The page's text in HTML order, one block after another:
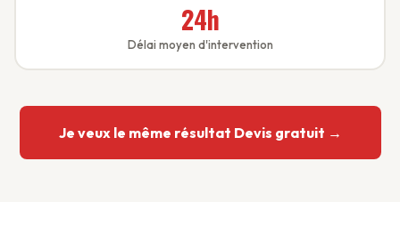
24h
Délai moyen d'intervention
Je veux le même résultat Devis gratuit →